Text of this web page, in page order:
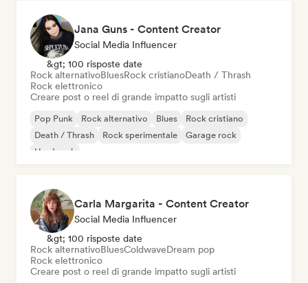
Jana Guns - Content Creator
Social Media Influencer
&gt; 100 risposte date
Rock alternativoBluesRock cristianoDeath / Thrash
Rock elettronico
Creare post o reel di grande impatto sugli artisti
Pop Punk Rock alternativo Blues
Rock cristiano
Death / Thrash
Rock sperimentale
Garage rock
Hard rock
Carla Margarita - Content Creator
Social Media Influencer
&gt; 100 risposte date
Rock alternativoBluesColdwaveDream pop
Rock elettronico
Creare post o reel di grande impatto sugli artisti